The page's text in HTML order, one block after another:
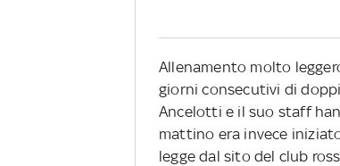
Allenamento molto
giorni consecutivi di
Ancelotti e il suo staff
mattino era invece
legge dal sito del club